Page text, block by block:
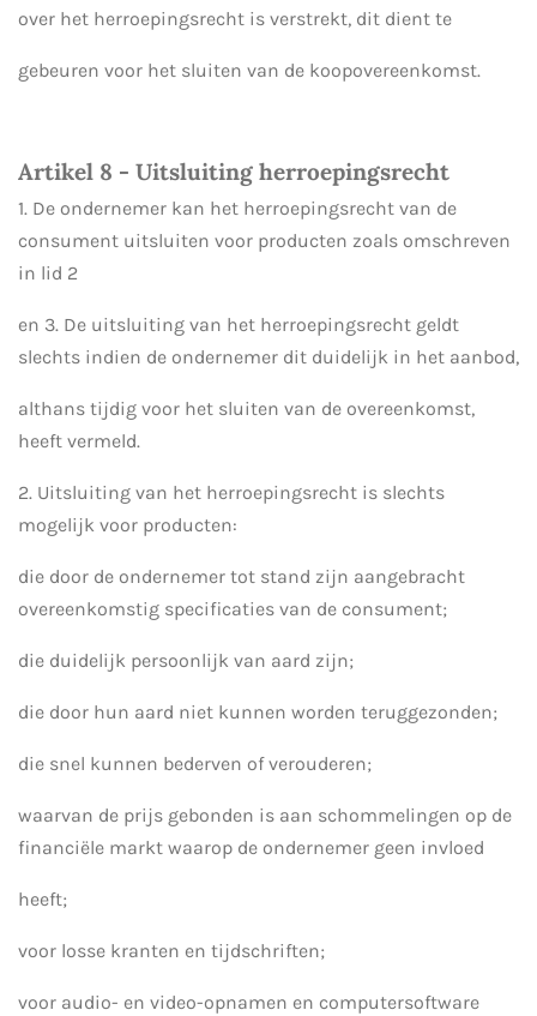
over het herroepingsrecht is verstrekt, dit dient te
gebeuren voor het sluiten van de koopovereenkomst.
Artikel 8 - Uitsluiting herroepingsrecht
1. De ondernemer kan het herroepingsrecht van de
consument uitsluiten voor producten zoals omschreven
in lid 2
en 3. De uitsluiting van het herroepingsrecht geldt
slechts indien de ondernemer dit duidelijk in het aanbod,
althans tijdig voor het sluiten van de overeenkomst,
heeft vermeld.
2. Uitsluiting van het herroepingsrecht is slechts
mogelijk voor producten:
die door de ondernemer tot stand zijn aangebracht
overeenkomstig specificaties van de consument;
die duidelijk persoonlijk van aard zijn;
die door hun aard niet kunnen worden teruggezonden;
die snel kunnen bederven of verouderen;
waarvan de prijs gebonden is aan schommelingen op de
financiële markt waarop de ondernemer geen invloed
heeft;
voor losse kranten en tijdschriften;
voor audio- en video-opnamen en computersoftware